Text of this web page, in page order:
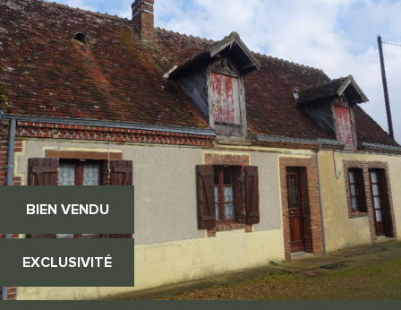
BIEN VENDU
EXCLUSIVITÉ